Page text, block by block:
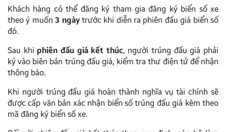
Khách hàng có thể đăng ký tham gia đăng ký biển số xe
theo ý muốn3 ngàytrước khi diễn ra phiên đấu giá biển số
đó.
Sau khi phiên đấu giá kết thúc, người trúng đấu giá phải
ký vào biên bản trúng đấu giá, kiểm tra thư điện tử để nhận
thông báo.
Khi người trúng đấu giá hoàn thành nghĩa vụ tài chính sẽ
được cấp văn bản xác nhận biển số trúng đấu giá kèm theo
mã đăng ký biển số xe.